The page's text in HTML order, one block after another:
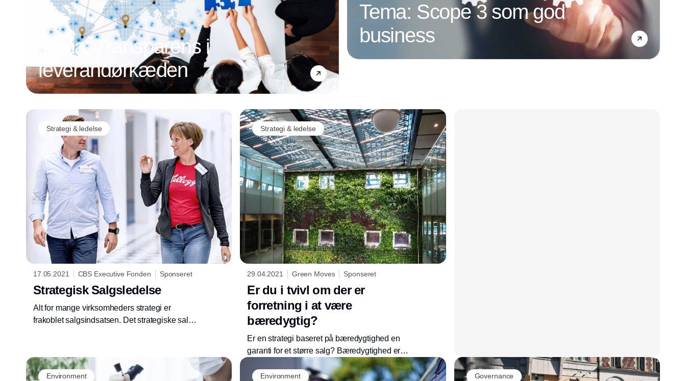
Tema: Transparens i
leverandørkæden
Tema: Scope 3 som god
business
Annonce
Strategi & ledelse
17.05.2021 CBS Executive Fonden Sponseret
Strategisk Salgsledelse
Alt for mange virksomheders strategi er
frakoblet salgsindsatsen. Det strategiske salg
virksomhedens strategi til konkrete handlinger
hos kunderne.
Strategi & ledelse
29.04.2021 Green Moves Sponseret
Er du i tvivl om der er
forretning i at være
bæredygtig?
Er en strategi baseret på bæredygtighed en
garanti for et større salg? Bæredygtighed er
kommet for at blive. Hvis du er i tvivl, om din
virksomhed vil få noget ud af at fokusere mere
Environment Environment Governance